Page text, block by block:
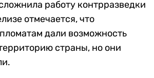
работу контрразведки
отмечается, что
дали возможность
страны, но они